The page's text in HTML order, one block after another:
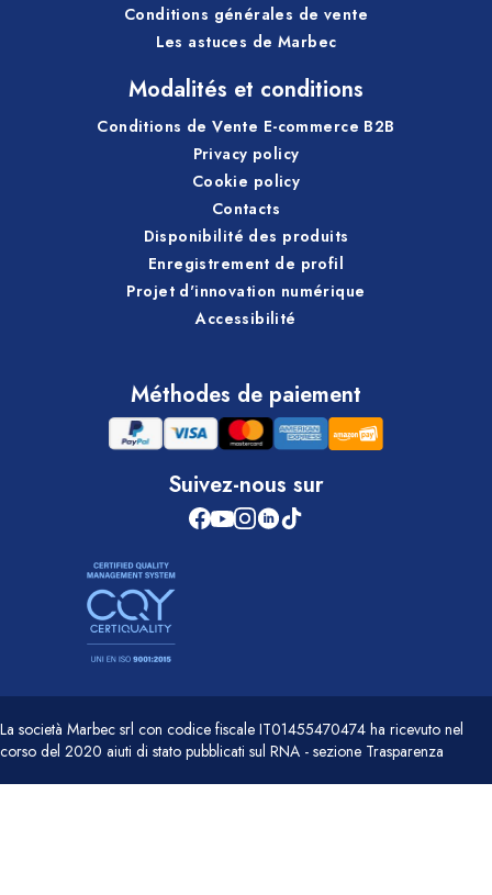
Conditions générales de vente
Les astuces de Marbec
Modalités et conditions
Conditions de Vente E-commerce B2B
Privacy policy
Cookie policy
Contacts
Disponibilité des produits
Enregistrement de profil
Projet d'innovation numérique
Accessibilité
Méthodes de paiement
Suivez-nous sur
La società Marbec srl con codice fiscale IT01455470474 ha ricevuto nel
corso del 2020 aiuti di stato pubblicati sul RNA - sezione Trasparenza